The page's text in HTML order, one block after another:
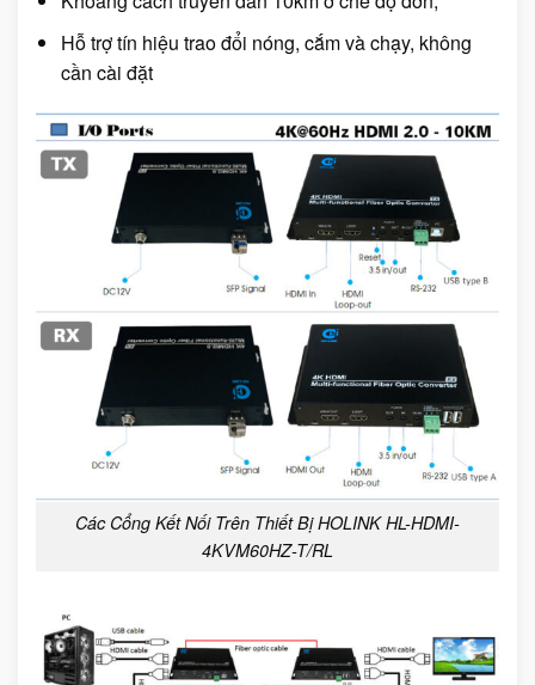
Hỗ trợ tín hiệu trao đổi nóng, cắm và chạy, không
cần cài đặt
Các Cổng Kết Nối Trên Thiết Bị HOLINK HL-HDMI-
4KVM60HZ-T/RL